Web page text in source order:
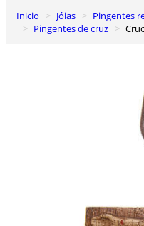
0
Carrinho de Compras
Inicio Jóias
Pingentes
Pingentes de cruz